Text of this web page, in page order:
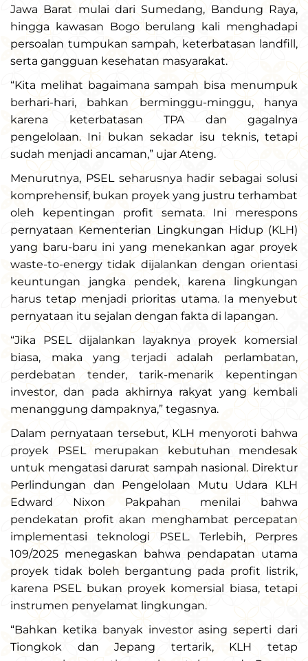
Jawa Barat mulai dari Sumedang, Bandung Raya,
hingga kawasan Bogo berulang kali menghadapi
persoalan tumpukan sampah, keterbatasan landfill,
serta gangguan kesehatan masyarakat.
“Kita melihat bagaimana sampah bisa menumpuk
berhari-hari, bahkan berminggu-minggu, hanya
karena keterbatasan TPA dan gagalnya
pengelolaan. Ini bukan sekadar isu teknis, tetapi
sudah menjadi ancaman,” ujar Ateng.
Menurutnya, PSEL seharusnya hadir sebagai solusi
komprehensif, bukan proyek yang justru terhambat
oleh kepentingan profit semata. Ini merespons
pernyataan Kementerian Lingkungan Hidup (KLH)
yang baru-baru ini yang menekankan agar proyek
waste-to-energy tidak dijalankan dengan orientasi
keuntungan jangka pendek, karena lingkungan
harus tetap menjadi prioritas utama. Ia menyebut
pernyataan itu sejalan dengan fakta di lapangan.
“Jika PSEL dijalankan layaknya proyek komersial
biasa, maka yang terjadi adalah perlambatan,
perdebatan tender, tarik-menarik kepentingan
investor, dan pada akhirnya rakyat yang kembali
menanggung dampaknya,” tegasnya.
Dalam pernyataan tersebut, KLH menyoroti bahwa
proyek PSEL merupakan kebutuhan mendesak
untuk mengatasi darurat sampah nasional. Direktur
Perlindungan dan Pengelolaan Mutu Udara KLH
Edward Nixon Pakpahan menilai bahwa
pendekatan profit akan menghambat percepatan
implementasi teknologi PSEL. Terlebih, Perpres
109/2025 menegaskan bahwa pendapatan utama
proyek tidak boleh bergantung pada profit listrik,
karena PSEL bukan proyek komersial biasa, tetapi
instrumen penyelamat lingkungan.
“Bahkan ketika banyak investor asing seperti dari
Tiongkok dan Jepang tertarik, KLH tetap